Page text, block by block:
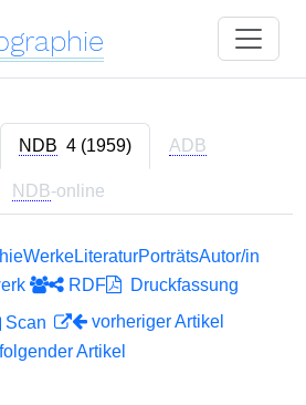
NDB 4 (1959) ADB
NDB-online
WerkeLiteraturPorträtsAutor/in
RDF
Druckfassung
Scan
vorheriger Artikel
folgender Artikel